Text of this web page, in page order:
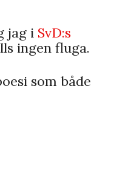
jag i SvD:s
ingen fluga.
som både